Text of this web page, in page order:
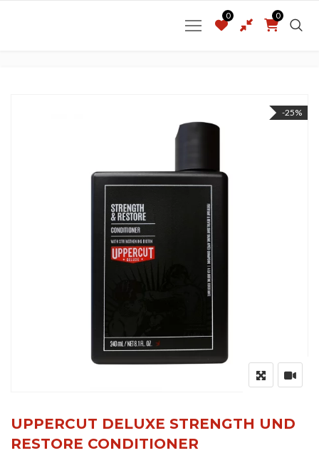
0 0
-25%
UPPERCUT DELUXE STRENGTH UND
RESTORE CONDITIONER